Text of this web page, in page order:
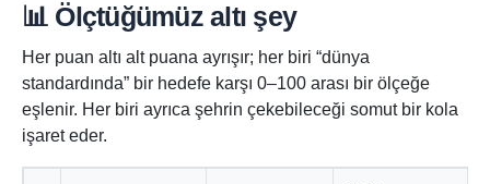
📊 Ölçtüğümüz altı şey
Her puan altı alt puana ayrışır; her biri “dünya
standardında” bir hedefe karşı 0–100 arası bir ölçeğe
eşlenir. Her biri ayrıca şehrin çekebileceği somut bir kola
işaret eder.